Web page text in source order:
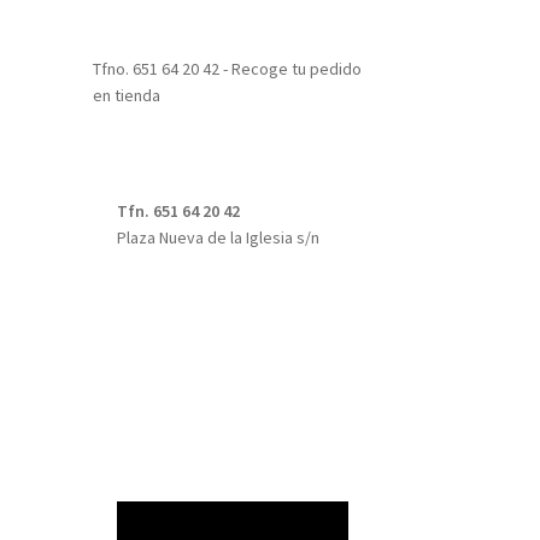
Tfno. 651 64 20 42 - Recoge tu pedido
en tienda
Tfn. 651 64 20 42
Plaza Nueva de la Iglesia s/n